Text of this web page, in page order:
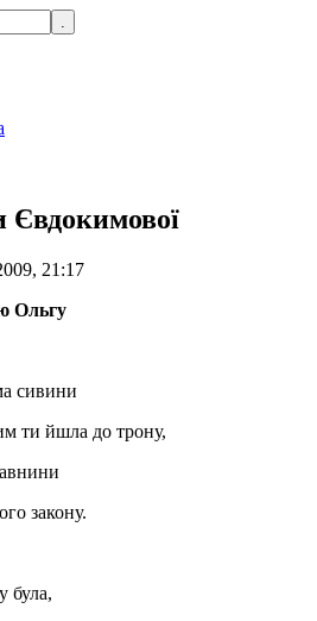
Євдокимової
21:17
Ольгу
сивини
ти йшла до трону,
закону.
була,